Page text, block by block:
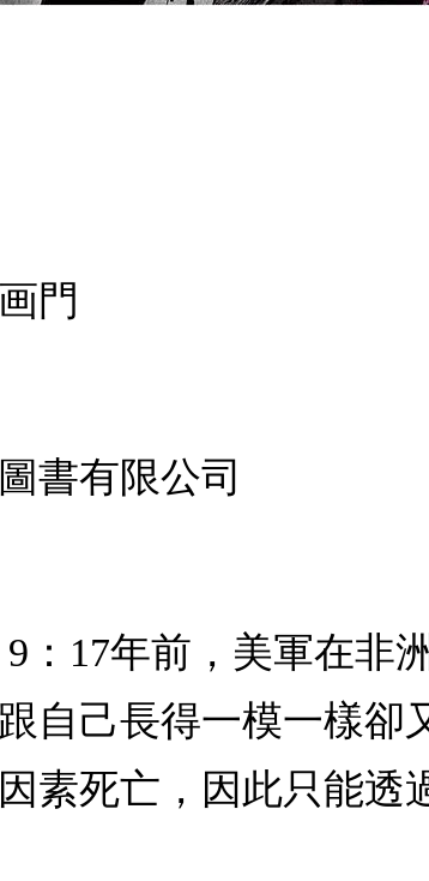
門
書有限公司
：17年前，美軍在非
自己長得一模一樣卻
素死亡，因此只能透